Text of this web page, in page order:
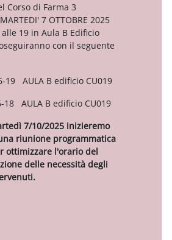
Corso di Farma 3
7 OTTOBRE 2025
19 in Aula B Edificio
con il seguente
19 AULA B edificio CU019
18 AULA B edificio CU019
7/10/2025 inizieremo
riunione programmatica
ottimizzare l'orario del
delle necessità degli